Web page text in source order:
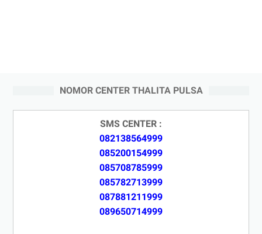
NOMOR CENTER THALITA PULSA
SMS CENTER :
082138564999
085200154999
085708785999
085782713999
087881211999
089650714999